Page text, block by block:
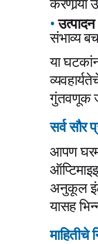
संभाव्य
या
गुंतवणूक
सर्व सौर
आपण
अनुकूल
यासह
माहितीचे